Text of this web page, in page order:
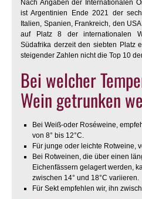
Nach Angaben der Internationalen
ist Argentinien Ende 2021 der
Italien, Spanien, Frankreich, den
auf Platz 8 der internationalen
Südafrika derzeit den siebten Platz
steigender Zahlen nicht die Top 10
Bei welcher
Wein getrunken
Bei Weiß-oder Roséweine,
von 8° bis 12°C.
Für junge oder leichte Rotweine,
Bei Rotweinen, die über einen
Eichenfässern gelagert werden,
zwischen 14° und 18°C variieren.
Für Sekt empfehlen wir, ihn